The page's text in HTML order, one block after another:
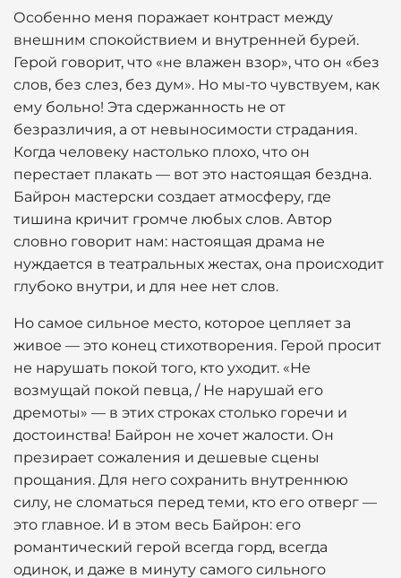
Особенно меня поражает контраст между
внешним спокойствием и внутренней бурей.
Герой говорит, что «не влажен взор», что он «без
слов, без слез, без дум». Но мы-то чувствуем, как
ему больно! Эта сдержанность не от
безразличия, а от невыносимости страдания.
Когда человеку настолько плохо, что он
перестает плакать — вот это настоящая бездна.
Байрон мастерски создает атмосферу, где
тишина кричит громче любых слов. Автор
словно говорит нам: настоящая драма не
нуждается в театральных жестах, она происходит
глубоко внутри, и для нее нет слов.
Но самое сильное место, которое цепляет за
живое — это конец стихотворения. Герой просит
не нарушать покой того, кто уходит. «Не
возмущай покой певца, / Не нарушай его
дремоты» — в этих строках столько горечи и
достоинства! Байрон не хочет жалости. Он
презирает сожаления и дешевые сцены
прощания. Для него сохранить внутреннюю
силу, не сломаться перед теми, кто его отверг —
это главное. И в этом весь Байрон: его
романтический герой всегда горд, всегда
одинок, и даже в минуту самого сильного